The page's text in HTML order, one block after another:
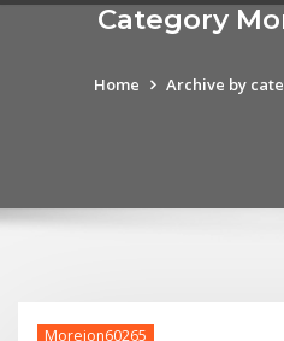
Category
Home Archive by
Morejon60265